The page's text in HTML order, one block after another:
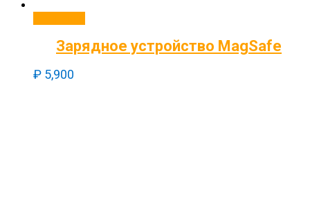
Зарядное устройство MagSafe
₽ 5,900